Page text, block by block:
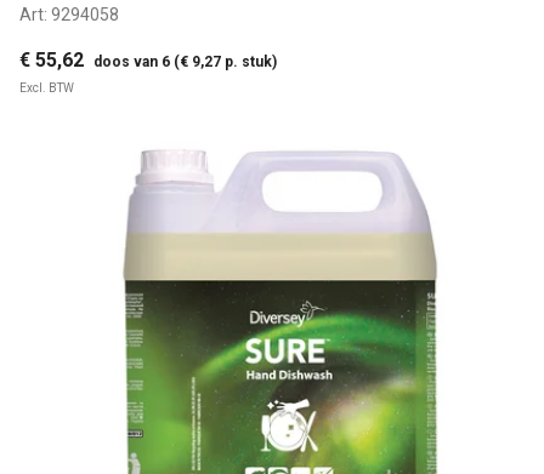
Art: 9294058
€ 55,62 doos van 6 (€ 9,27 p. stuk)
Excl. BTW